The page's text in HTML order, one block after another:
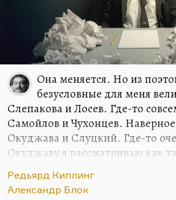
Она меняется. Но из
безусловные для меня
Слепакова и Лосев. Где-то
Самойлов и Чухонцев.
Окуджава и Слуцкий. Где-то
Окуджаву я рассматриваю как
конгломерат нерасчленимый.
только могу назвать. Но в самом
Редьярд Киплинг
Александр Блок